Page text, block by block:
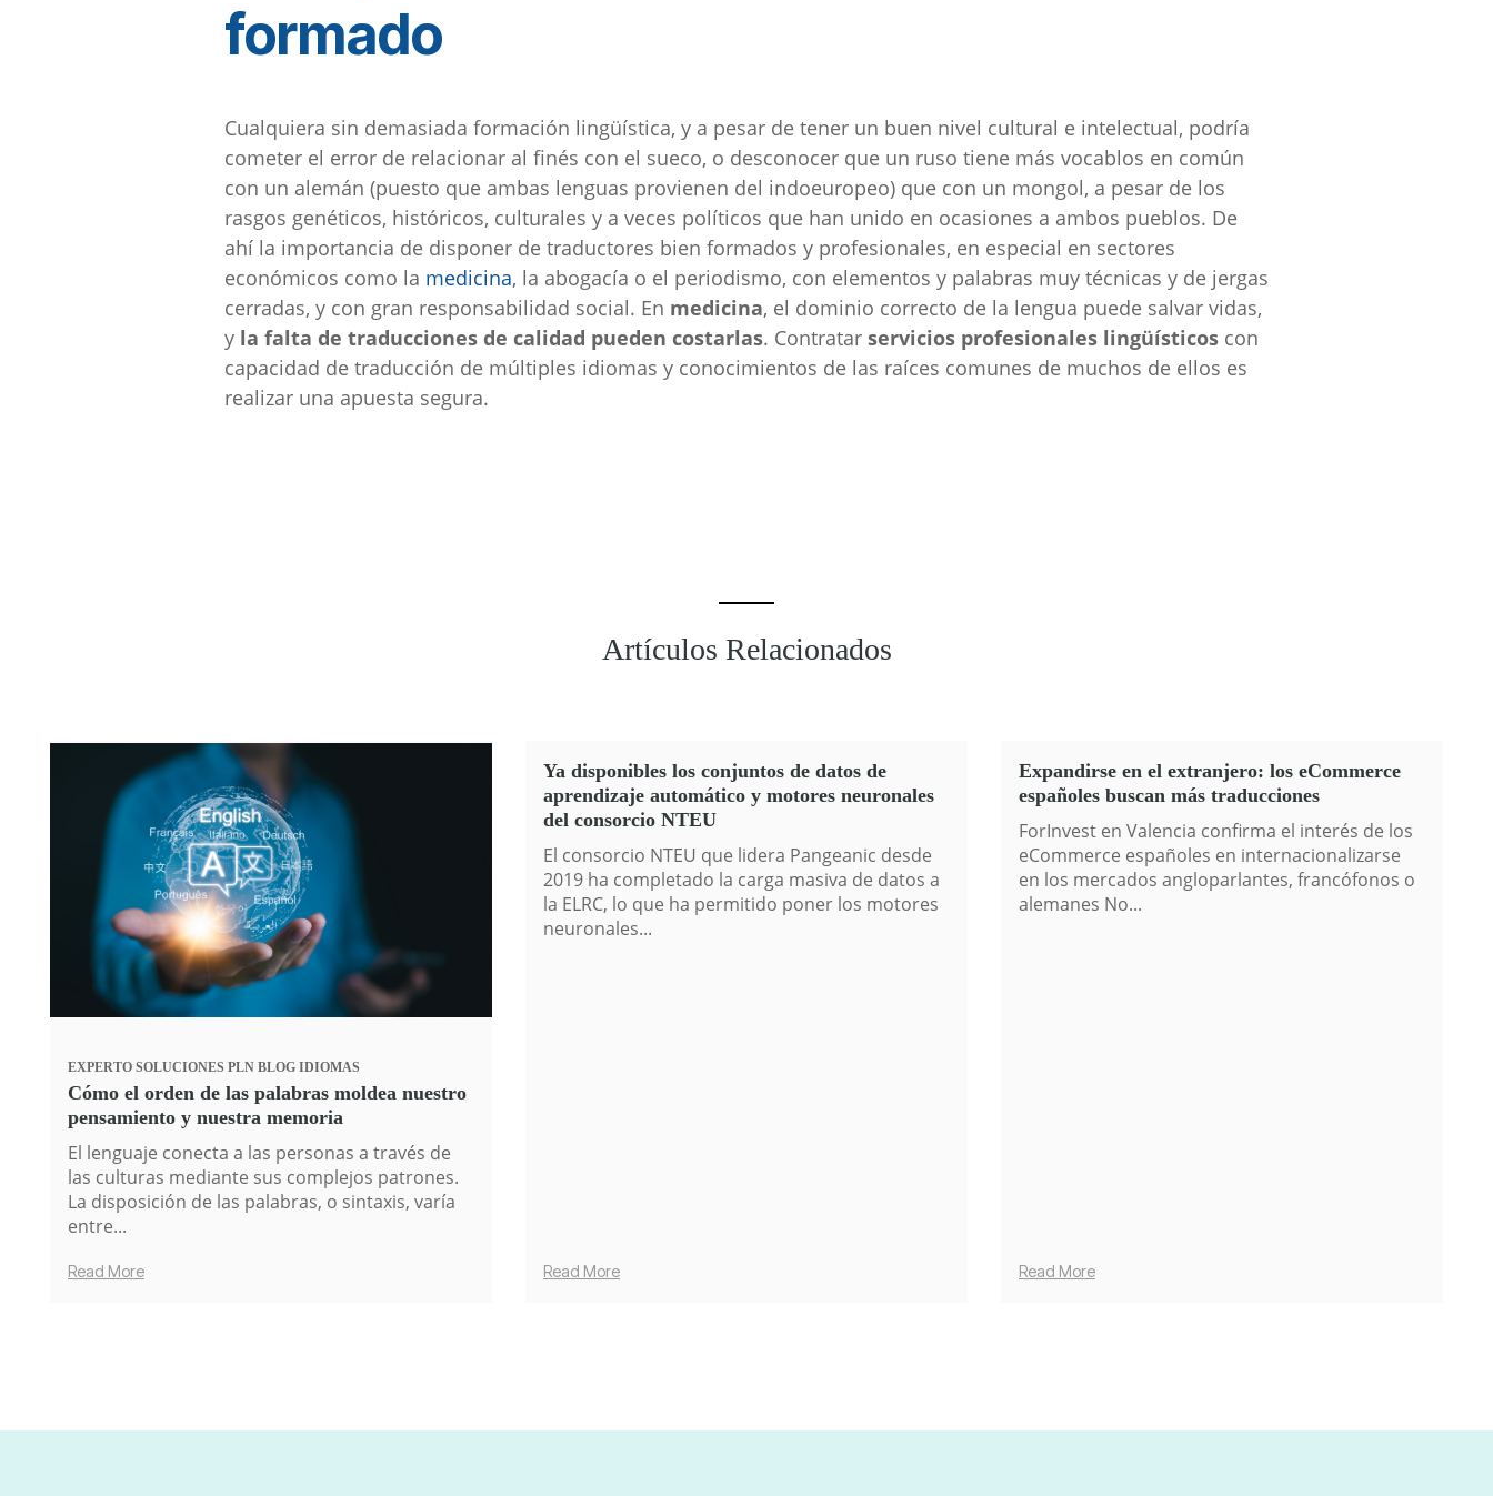
formado
Cualquiera sin demasiada formación lingüística, y a pesar de tener un buen nivel cultural e intelectual, podría
cometer el error de relacionar al finés con el sueco, o desconocer que un ruso tiene más vocablos en común
con un alemán (puesto que ambas lenguas provienen del indoeuropeo) que con un mongol, a pesar de los
rasgos genéticos, históricos, culturales y a veces políticos que han unido en ocasiones a ambos pueblos. De
ahí la importancia de disponer de traductores bien formados y profesionales, en especial en sectores
económicos como la medicina, la abogacía o el periodismo, con elementos y palabras muy técnicas y de jergas
cerradas, y con gran responsabilidad social. En medicina, el dominio correcto de la lengua puede salvar vidas,
y la falta de traducciones de calidad pueden costarlas. Contratar servicios profesionales lingüísticos con
capacidad de traducción de múltiples idiomas y conocimientos de las raíces comunes de muchos de ellos es
realizar una apuesta segura.
Artículos Relacionados
EXPERTO SOLUCIONES PLN BLOG IDIOMAS
Cómo el orden de las palabras moldea nuestro
pensamiento y nuestra memoria
El lenguaje conecta a las personas a través de
las culturas mediante sus complejos patrones.
La disposición de las palabras, o sintaxis, varía
entre...
Read More
Ya disponibles los conjuntos de datos de
aprendizaje automático y motores neuronales
del consorcio NTEU
El consorcio NTEU que lidera Pangeanic desde
2019 ha completado la carga masiva de datos a
la ELRC, lo que ha permitido poner los motores
neuronales...
Read More
Expandirse en el extranjero: los eCommerce
españoles buscan más traducciones
ForInvest en Valencia confirma el interés de los
eCommerce españoles en internacionalizarse
en los mercados angloparlantes, francófonos o
alemanes No...
Read More